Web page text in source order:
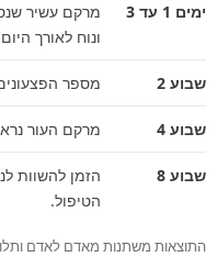
ימים 1 עד 3
מרקם עשיר
ונוח לאורך
שבוע 2 מספר
שבוע 4 מרקם העור
שבוע 8
הזמן להשוות
הטיפול.
התוצאות משתנות מאדם לאדם